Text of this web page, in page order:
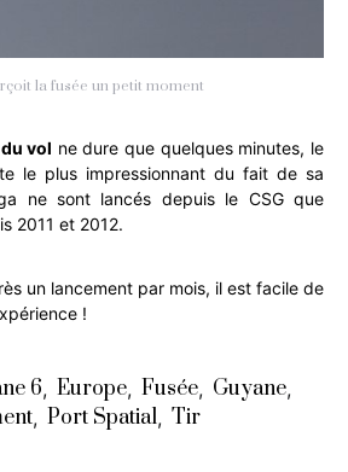
la fusée un petit moment
vol ne dure que quelques minutes, le
le plus impressionnant du fait de sa
ne sont lancés depuis le CSG que
2011 et 2012.
un lancement par mois, il est facile de
!
6, Europe, Fusée, Guyane,
, Port Spatial, Tir